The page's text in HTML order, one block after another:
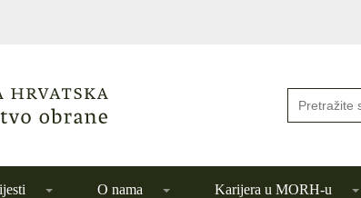
O nama Karijera u MORH-u